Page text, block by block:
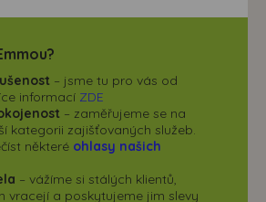
– jsme tu pro vás od
informací ZDE
– zaměřujeme se na
kategorii zajišťovaných služeb.
některé ohlasy našich
– vážíme si stálých klientů,
vracejí a poskytujeme jim slevy